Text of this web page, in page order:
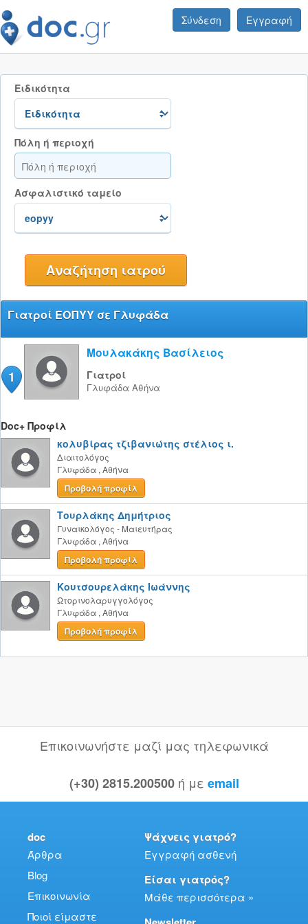
Σύνδεση Εγγραφή
Ειδικότητα
Πόλη ή περιοχή
Ασφαλιστικό ταμείο
Γιατροί ΕΟΠΥΥ σε Γλυφάδα
1
Μουλακάκης Βασίλειος
Γιατροί
Γλυφάδα Αθήνα
Doc+ Προφίλ
κολυβίρας τζιβανιώτης στέλιος ι.
Διαιτολόγος
Γλυφάδα , Αθήνα
Προβολή προφίλ
Τουρλάκης Δημήτριος
Γυναικολόγος - Μαιευτήρας
Γλυφάδα , Αθήνα
Προβολή προφίλ
Κουτσουρελάκης Ιωάννης
Ωτορινολαρυγγολόγος
Γλυφάδα , Αθήνα
Προβολή προφίλ
Επικοινωνήστε μαζί μας τηλεφωνικά
(+30) 2815.200500 ή με email
doc
Άρθρα
Blog
Επικοινωνία
Ποιοί είμαστε
Ψάχνεις γιατρό?
Εγγραφή ασθενή
Είσαι γιατρός?
Μάθε περισσότερα »